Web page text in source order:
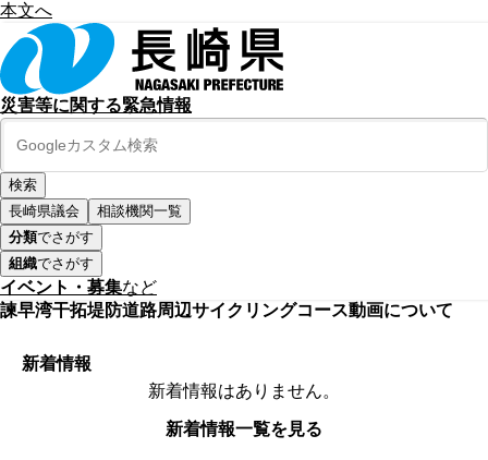
本文へ
災害等に関する緊急情報
長崎県議会
相談機関一覧
分類でさがす
組織でさがす
イベント・募集など
諫早湾干拓堤防道路周辺サイクリングコース動画について
新着情報
新着情報はありません。
新着情報一覧を見る